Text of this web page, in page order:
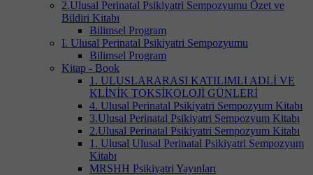
2.Ulusal Perinatal Psikiyatri Sempozyumu Özet ve
Bildiri Kitabı
Bilimsel Program
I. Ulusal Perinatal Psikiyatri Sempozyumu
Bilimsel Program
Kitap - Book
1. ULUSLARARASI KATILIMLI ADLİ VE
KLİNİK TOKSİKOLOJİ GÜNLERİ
4. Ulusal Perinatal Psikiyatri Sempozyum Kitabı
3.Ulusal Perinatal Psikiyatri Sempozyum Kitabı
2.Ulusal Perinatal Psikiyatri Sempozyum Kitabı
1. Ulusal Ulusal Perinatal Psikiyatri Sempozyum
Kitabı
MRSHH Psikiyatri Yayınları